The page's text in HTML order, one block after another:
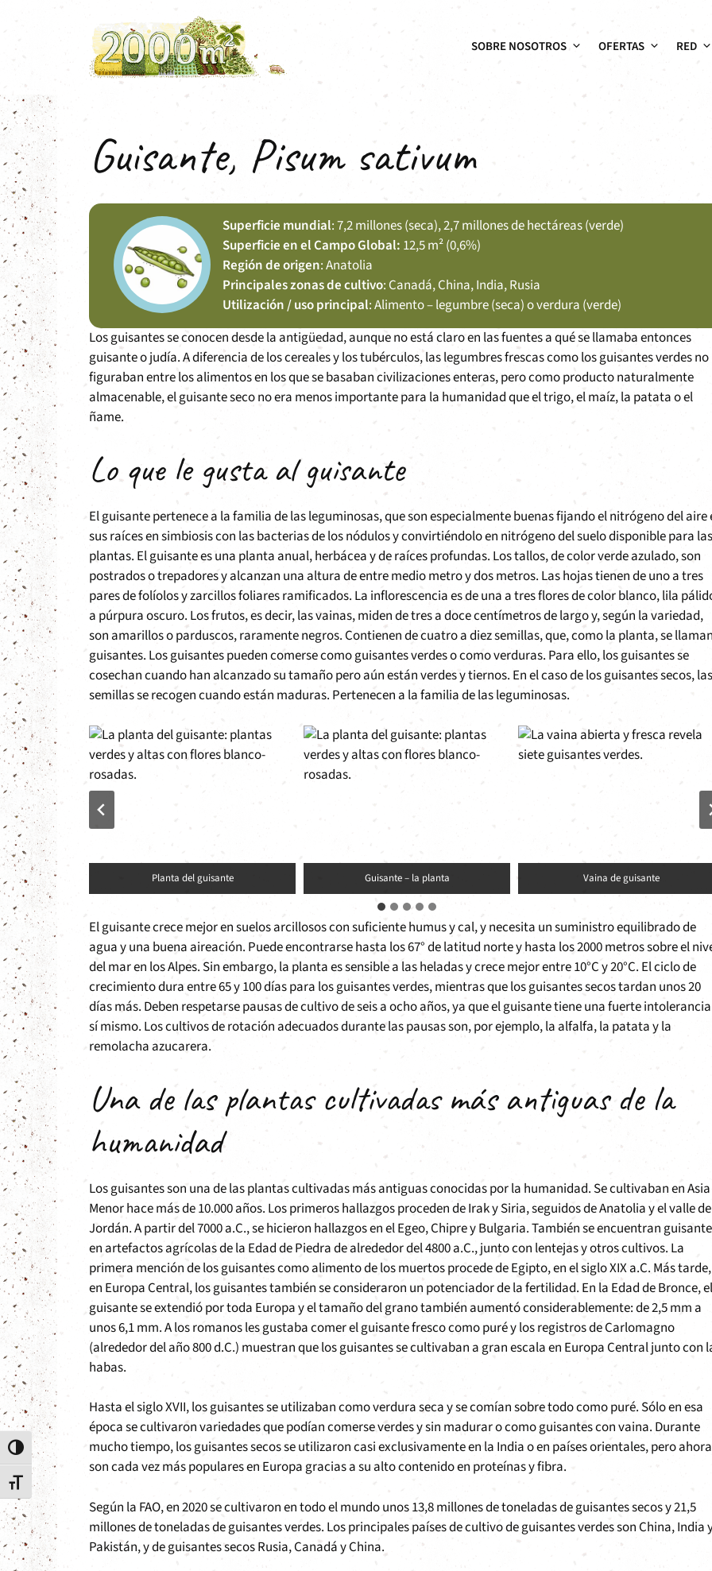
Alternar alto contraste
Alternar tamaño de letra
SOBRE NOSOTROS OFERTAS RED
Guisante, Pisum sativum
Superficie mundial: 7,2 millones (seca), 2,7 millones de hectáreas (verde)
Superficie en el Campo Global: 12,5 m² (0,6%)
Región de origen: Anatolia
Principales zonas de cultivo: Canadá, China, India, Rusia
Utilización / uso principal: Alimento – legumbre (seca) o verdura (verde)
Los guisantes se conocen desde la antigüedad, aunque no está claro en las fuentes a qué se llamaba entonces
guisante o judía. A diferencia de los cereales y los tubérculos, las legumbres frescas como los guisantes verdes no
figuraban entre los alimentos en los que se basaban civilizaciones enteras, pero como producto naturalmente
almacenable, el guisante seco no era menos importante para la humanidad que el trigo, el maíz, la patata o el
ñame.
Lo que le gusta al guisante
El guisante pertenece a la familia de las leguminosas, que son especialmente buenas fijando el nitrógeno del aire
sus raíces en simbiosis con las bacterias de los nódulos y convirtiéndolo en nitrógeno del suelo disponible para las
plantas. El guisante es una planta anual, herbácea y de raíces profundas. Los tallos, de color verde azulado, son
postrados o trepadores y alcanzan una altura de entre medio metro y dos metros. Las hojas tienen de uno a tres
pares de folíolos y zarcillos foliares ramificados. La inflorescencia es de una a tres flores de color blanco, lila
a púrpura oscuro. Los frutos, es decir, las vainas, miden de tres a doce centímetros de largo y, según la variedad,
son amarillos o parduscos, raramente negros. Contienen de cuatro a diez semillas, que, como la planta, se
guisantes. Los guisantes pueden comerse como guisantes verdes o como verduras. Para ello, los guisantes se
cosechan cuando han alcanzado su tamaño pero aún están verdes y tiernos. En el caso de los guisantes secos, las
semillas se recogen cuando están maduras. Pertenecen a la familia de las leguminosas.
secos Planta del guisante Guisante – la planta Vaina de guisante
El guisante crece mejor en suelos arcillosos con suficiente humus y cal, y necesita un suministro equilibrado de
agua y una buena aireación. Puede encontrarse hasta los 67° de latitud norte y hasta los 2000 metros sobre el
del mar en los Alpes. Sin embargo, la planta es sensible a las heladas y crece mejor entre 10°C y 20°C. El ciclo de
crecimiento dura entre 65 y 100 días para los guisantes verdes, mientras que los guisantes secos tardan unos 20
días más. Deben respetarse pausas de cultivo de seis a ocho años, ya que el guisante tiene una fuerte
sí mismo. Los cultivos de rotación adecuados durante las pausas son, por ejemplo, la alfalfa, la patata y la
remolacha azucarera.
Una de las plantas cultivadas más antiguas de la
humanidad
Los guisantes son una de las plantas cultivadas más antiguas conocidas por la humanidad. Se cultivaban en Asia
Menor hace más de 10.000 años. Los primeros hallazgos proceden de Irak y Siria, seguidos de Anatolia y el valle
Jordán. A partir del 7000 a.C., se hicieron hallazgos en el Egeo, Chipre y Bulgaria. También se encuentran
en artefactos agrícolas de la Edad de Piedra de alrededor del 4800 a.C., junto con lentejas y otros cultivos. La
primera mención de los guisantes como alimento de los muertos procede de Egipto, en el siglo XIX a.C. Más tarde,
en Europa Central, los guisantes también se consideraron un potenciador de la fertilidad. En la Edad de Bronce, el
guisante se extendió por toda Europa y el tamaño del grano también aumentó considerablemente: de 2,5 mm a
unos 6,1 mm. A los romanos les gustaba comer el guisante fresco como puré y los registros de Carlomagno
(alrededor del año 800 d.C.) muestran que los guisantes se cultivaban a gran escala en Europa Central junto con
habas.
Hasta el siglo XVII, los guisantes se utilizaban como verdura seca y se comían sobre todo como puré. Sólo en esa
época se cultivaron variedades que podían comerse verdes y sin madurar o como guisantes con vaina. Durante
mucho tiempo, los guisantes secos se utilizaron casi exclusivamente en la India o en países orientales, pero ahora
son cada vez más populares en Europa gracias a su alto contenido en proteínas y fibra.
Según la FAO, en 2020 se cultivaron en todo el mundo unos 13,8 millones de toneladas de guisantes secos y 21,5
millones de toneladas de guisantes verdes. Los principales países de cultivo de guisantes verdes son China, India
Pakistán, y de guisantes secos Rusia, Canadá y China.